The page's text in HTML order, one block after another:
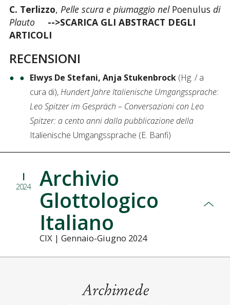
C. Terlizzo, Pelle scura e piumaggio nel Poenulus di
Plauto
-->SCARICA GLI ABSTRACT DEGLI
ARTICOLI
RECENSIONI
Elwys De Stefani, Anja Stukenbrock(Hg. / a
cura di),Hundert Jahre Italienische Umgangssprache:
Leo Spitzer im Gespräch – Conversazioni con Leo
Spitzer: a cento anni dalla pubblicazione della
Italienische Umgangssprache (E. Banfi)
I
2024 Archivio
Glottologico
Italiano
CIX | Gennaio-Giugno 2024